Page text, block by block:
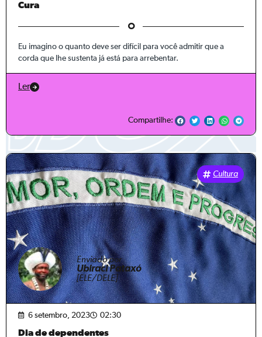
Cura
Eu imagino o quanto deve ser difícil para você admitir que a
corda que lhe sustenta já está para arrebentar.
Ler
Compartilhe:
Cultura
Enviado por
Ubiraci Pataxó
[ELE/DELE]
6 setembro, 2023 02:30
Dia de dependentes